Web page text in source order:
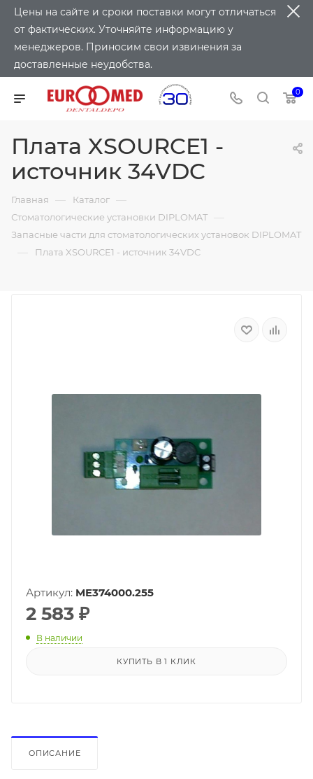
Цены на сайте и сроки поставки могут отличаться
от фактических. Уточняйте информацию у
менеджеров. Приносим свои извинения за
доставленные неудобства.
0
Плата XSOURCE1 -
источник 34VDC
Главная — Каталог —
Стоматологические установки DIPLOMAT —
Запасные части для стоматологических установок DIPLOMAT
— Плата XSOURCE1 - источник 34VDC
Артикул: ME374000.255
2 583 ₽
В наличии
КУПИТЬ В 1 КЛИК
ОПИСАНИЕ